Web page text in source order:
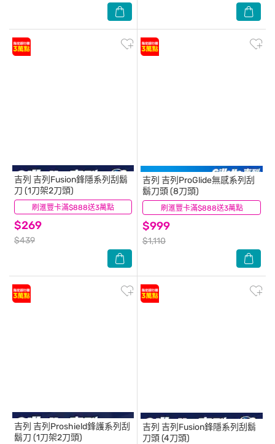
刷滙豐卡滿$888送3萬點
吉列 吉列Fusion鋒隱系列刮鬍
刀 (1刀架2刀頭)
$269
$439
(11) 刷滙豐卡滿$888送3萬點
吉列 吉列ProGlide無感系列刮
鬍刀頭 (8刀頭)
$999
$1,110
(5)
吉列 吉列Proshield鋒護系列刮
鬍刀 (1刀架2刀頭)
吉列 吉列Fusion鋒隱系列刮鬍
刀頭 (4刀頭)